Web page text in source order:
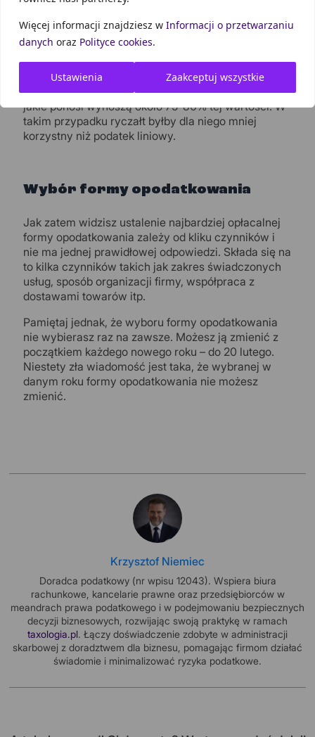
Więcej informacji znajdziesz w Informacji o przetwarzaniu
danych oraz Polityce cookies.
Ustawienia Zaakceptuj wszystkie
Zasadniczo ryczałtu nie wybierze przedsiębiorca,
który ma bardzo duże przychody, ale średni dochód.
Na przykład monter klimatyzacji, rekuperacji czy
pompy ciepła, którego przychody z jednej inwestycji
mogą wynieść 80 000 – 100 000 zł. Jednak koszty
jakie ponosi wynoszą około 75-80% tej wartości. W
takim przypadku ryczałt byłby dla niego mniej
korzystny niż podatek liniowy.
Wybór formy opodatkowania
Jak zatem widzisz ustalenie najbardziej opłacalnej
formy opodatkowania zależy od kliku czynników i
nie ma jednej prawidłowej odpowiedzi. Składa się na
to kilka czynników takich jak zakres świadczonych
usług, sposób organizacji firmy, współpraca z
dostawami towarów itp.
Pamiętaj jednak, że wyboru formy opodatkowania
nie wybierasz raz na zawsze. Możesz ją zmienić z
początkiem każdego nowego roku – do 20 lutego.
Niestety zła wiadomość jest taka, że wybranej w
danym roku formy opodatkowania nie możesz
zmienić.
Krzysztof Niemiec
Doradca podatkowy (nr wpisu 12043). Wspiera biura
rachunkowe, kancelarie prawne oraz przedsiębiorców w
meandrach prawa podatkowego i w podejmowaniu bezpiecznych
decyzji biznesowych, rozwijając swoją praktykę w ramach
taxologia.pl. Łączy doświadczenie zdobyte w administracji
skarbowej z doradztwem dla biznesu, pomagając firmom działać
świadomie i minimalizować ryzyka podatkowe.